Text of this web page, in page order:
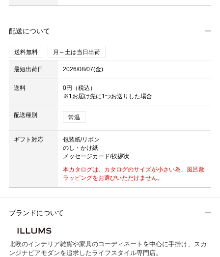
配送について
送料無料 月～土は当日出荷
最短出荷日 2026/08/07(金)
送料
0円（税込）
※1お届け先に1つお送りした場合
配送種別 常温
ギフト対応
包装紙/リボン
のし・かけ紙
メッセージカード/挨拶状
本カタログは、カタログのサイズが小さい為、風呂敷
ラッピングをお選びいただけません。
ブランドについて
北欧のインテリア雑貨や家具のコーディネートを中心に手掛け、スカ
ンジナビアモダンを追求したライフスタイル専門店。